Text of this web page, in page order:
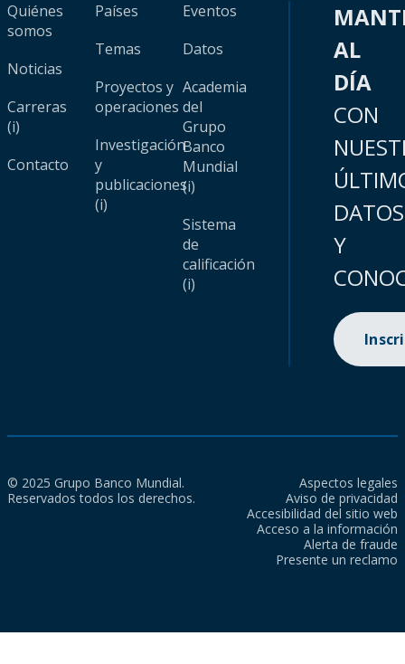
Quiénes
somos
Noticias
Carreras
(i)
Contacto
Países
Temas
Proyectos y
operaciones
Investigación
y
publicaciones
(i)
Eventos
Datos
Academia
del
Grupo
Banco
Mundial
(i)
Sistema
de
calificación
(i)
AL
DÍA
CON
DATOS
Y
© 2025 Grupo Banco Mundial.
Reservados todos los derechos.
Aspectos legales
Aviso de privacidad
Accesibilidad del sitio web
Acceso a la información
Alerta de fraude
Presente un reclamo